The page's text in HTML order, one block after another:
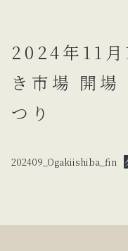
2024年11
き市場 開場
つり
202409_Ogakiishiba_fin